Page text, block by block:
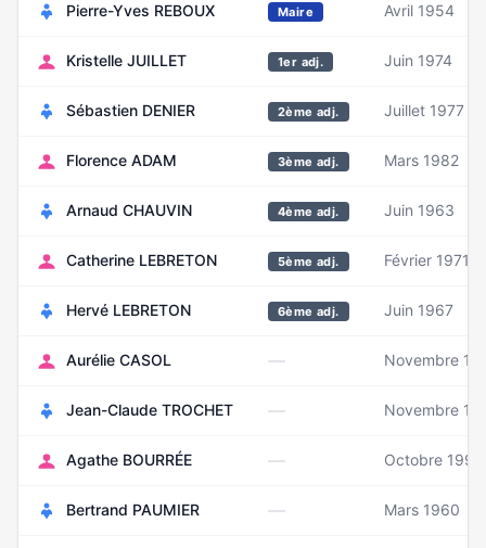
Pierre-Yves REBOUX Maire Avril 1954
Kristelle JUILLET 1er adj. Juin 1974
Sébastien DENIER 2ème adj. Juillet 1977
Florence ADAM 3ème adj. Mars 1982
Arnaud CHAUVIN 4ème adj. Juin 1963
Catherine LEBRETON 5ème adj. Février 1971
Hervé LEBRETON 6ème adj. Juin 1967
Aurélie CASOL — Novembre
Jean-Claude TROCHET — Novembre
Agathe BOURRÉE — Octobre 1996
Bertrand PAUMIER — Mars 1960